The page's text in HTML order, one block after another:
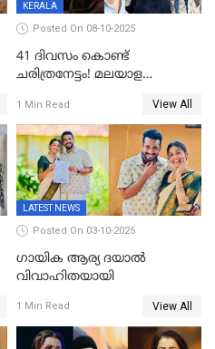
KERALA
Posted On 08-10-2025
41 ദിവസം കൊണ്ട്
ചരിത്രനേട്ടം! മലയാള
അധ്യായം, വിസ്മയമായി
ലോക 300 കോടി ക്ലബ്ബിൽ
1 Min Read View All
LATEST NEWS
Posted On 03-10-2025
ഗായിക ആര്യ ദയാൽ
വിവാഹിതയായി
1 Min Read View All